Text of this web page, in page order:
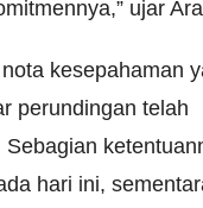
ujar
kesepahaman
perundingan telah
hari ini,